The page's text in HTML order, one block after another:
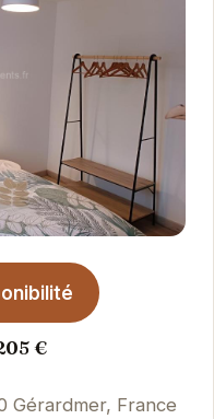
€
Gérardmer, France